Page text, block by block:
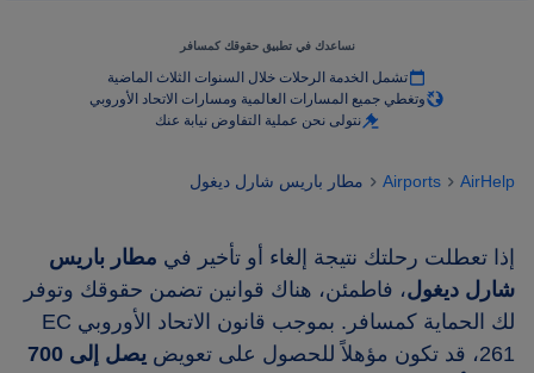
نساعدك في تطبيق حقوقك كمسافر
تشمل الخدمة الرحلات خلال السنوات الثلاث الماضية
وتغطي جميع المسارات العالمية ومسارات الاتحاد الأوروبي
نتولى نحن عملية التفاوض نيابة عنك
AirHelp
Airports مطار باريس شارل ديغول
إذا تعطلت رحلتك نتيجة إلغاء أو تأخير في مطار باريس
شارل ديغول، فاطمئن، هناك قوانين تضمن حقوقك وتوفر
لك الحماية كمسافر. بموجب قانون الاتحاد الأوروبي EC
261، قد تكون مؤهلاً للحصول على تعويض
يصل إلى 700